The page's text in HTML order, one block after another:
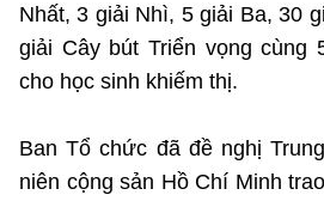
Nhất, 3 giải Nhì, 5 giải Ba, 30
giải Cây bút Triển vọng cùng
cho học sinh khiếm thị.
Ban Tổ chức đã đề nghị
niên cộng sản Hồ Chí Minh